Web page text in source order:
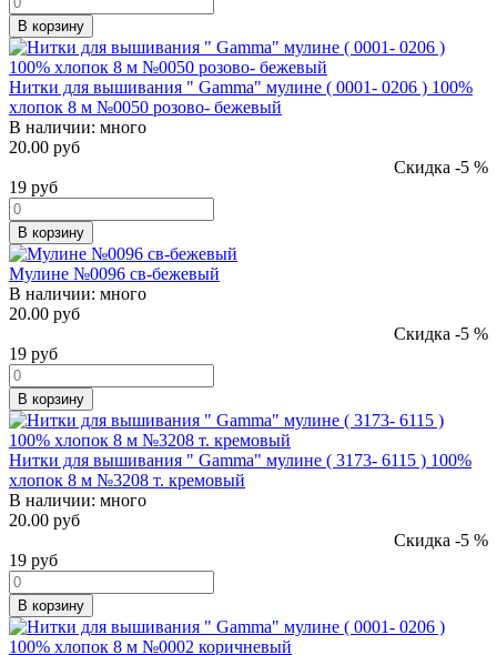
В корзину
Нитки для вышивания " Gamma" мулине ( 0001- 0206 ) 100%
хлопок 8 м №0050 розово- бежевый
В наличии: много
20.00 руб
Скидка -5 %
19 руб
В корзину
Мулине №0096 св-бежевый
В наличии: много
20.00 руб
Скидка -5 %
19 руб
В корзину
Нитки для вышивания " Gamma" мулине ( 3173- 6115 ) 100%
хлопок 8 м №3208 т. кремовый
В наличии: много
20.00 руб
Скидка -5 %
19 руб
В корзину